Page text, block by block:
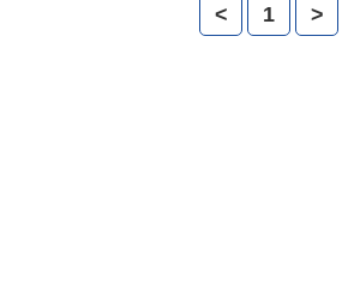
< 1 >